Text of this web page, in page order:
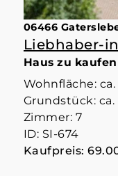
06466
Liebhaber-
Haus zu kaufen
Wohnfläche: ca.
Grundstück: ca.
Zimmer: 7
ID: SI-674
Kaufpreis: